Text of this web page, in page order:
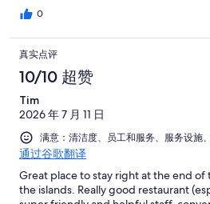
0
真实点评
10/10 超赞
Tim
2026 年 7 月 11 日
满意：清洁度、员工和服务、服务设施
通过谷歌翻译
Great place to stay right at the end of
the islands. Really good restaurant